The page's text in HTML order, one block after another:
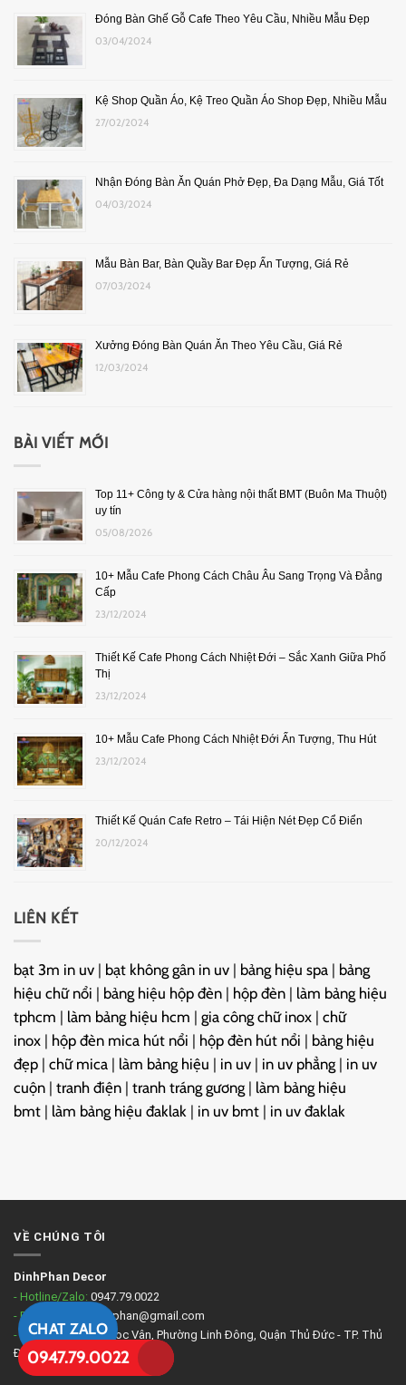
CHAT ZALO
0947.79.0022
Đóng Bàn Ghế Gỗ Cafe Theo Yêu Cầu, Nhiều Mẫu Đẹp
03/04/2024
Kệ Shop Quần Áo, Kệ Treo Quần Áo Shop Đẹp, Nhiều Mẫu
27/02/2024
Nhận Đóng Bàn Ăn Quán Phở Đẹp, Đa Dạng Mẫu, Giá Tốt
04/03/2024
Mẫu Bàn Bar, Bàn Quầy Bar Đẹp Ấn Tượng, Giá Rẻ
07/03/2024
Xưởng Đóng Bàn Quán Ăn Theo Yêu Cầu, Giá Rẻ
12/03/2024
BÀI VIẾT MỚI
Top 11+ Công ty & Cửa hàng nội thất BMT (Buôn Ma Thuột)
uy tín
05/08/2026
10+ Mẫu Cafe Phong Cách Châu Âu Sang Trọng Và Đẳng
Cấp
23/12/2024
Thiết Kế Cafe Phong Cách Nhiệt Đới – Sắc Xanh Giữa Phố
Thị
23/12/2024
10+ Mẫu Cafe Phong Cách Nhiệt Đới Ấn Tượng, Thu Hút
23/12/2024
Thiết Kế Quán Cafe Retro – Tái Hiện Nét Đẹp Cổ Điển
20/12/2024
LIÊN KẾT
bạt 3m in uv | bạt không gân in uv | bảng hiệu spa | bảng
hiệu chữ nổi | bảng hiệu hộp đèn | hộp đèn | làm bảng hiệu
tphcm | làm bảng hiệu hcm | gia công chữ inox | chữ
inox | hộp đèn mica hút nổi | hộp đèn hút nổi | bảng hiệu
đẹp | chữ mica | làm bảng hiệu | in uv | in uv phẳng | in uv
cuộn | tranh điện | tranh tráng gương | làm bảng hiệu
bmt | làm bảng hiệu đaklak | in uv bmt | in uv đaklak
VỀ CHÚNG TÔI
DinhPhan Decor
- Hotline/Zalo: 0947.79.0022
- Email:
quanlv.dinhphan@gmail.com
- Địa chỉ:234 Tô Ngọc Vân, Phường Linh Đông, Quận Thủ Đức - TP. Thủ
Đức, TP. Hồ Chí Minh